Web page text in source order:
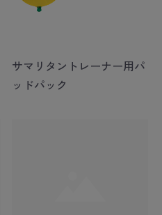
サマリタントレーナー用パ
ッドパック